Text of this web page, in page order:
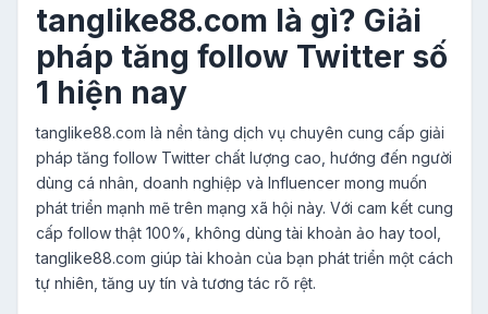
tanglike88.com là gì? Giải
pháp tăng follow Twitter số
1 hiện nay
tanglike88.com là nền tảng dịch vụ chuyên cung cấp giải
pháp tăng follow Twitter chất lượng cao, hướng đến người
dùng cá nhân, doanh nghiệp và Influencer mong muốn
phát triển mạnh mẽ trên mạng xã hội này. Với cam kết cung
cấp follow thật 100%, không dùng tài khoản ảo hay tool,
tanglike88.com giúp tài khoản của bạn phát triển một cách
tự nhiên, tăng uy tín và tương tác rõ rệt.